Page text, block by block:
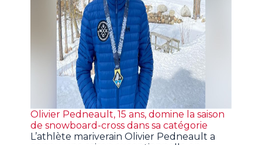
Olivier Pedneault, 15 ans, domine la saison
de snowboard-cross dans sa catégorie
L’athlète mariverain Olivier Pedneault a